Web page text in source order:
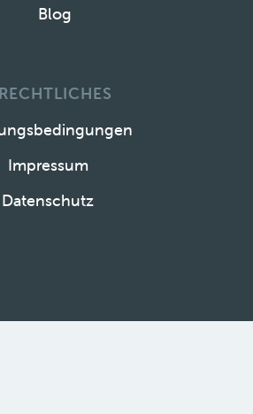
Blog
RECHTLICHES
Impressum
Datenschutz